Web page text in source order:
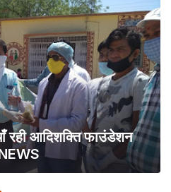
रही आदिशक्ति फाउंडेशन